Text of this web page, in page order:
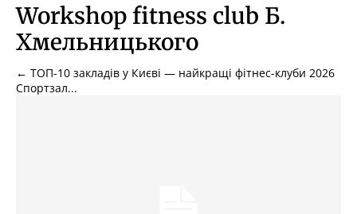
Workshop fitness club Б.
Хмельницького
← ТОП-10 закладів у Києві — найкращі фітнес-клуби 2026
Спортзал...